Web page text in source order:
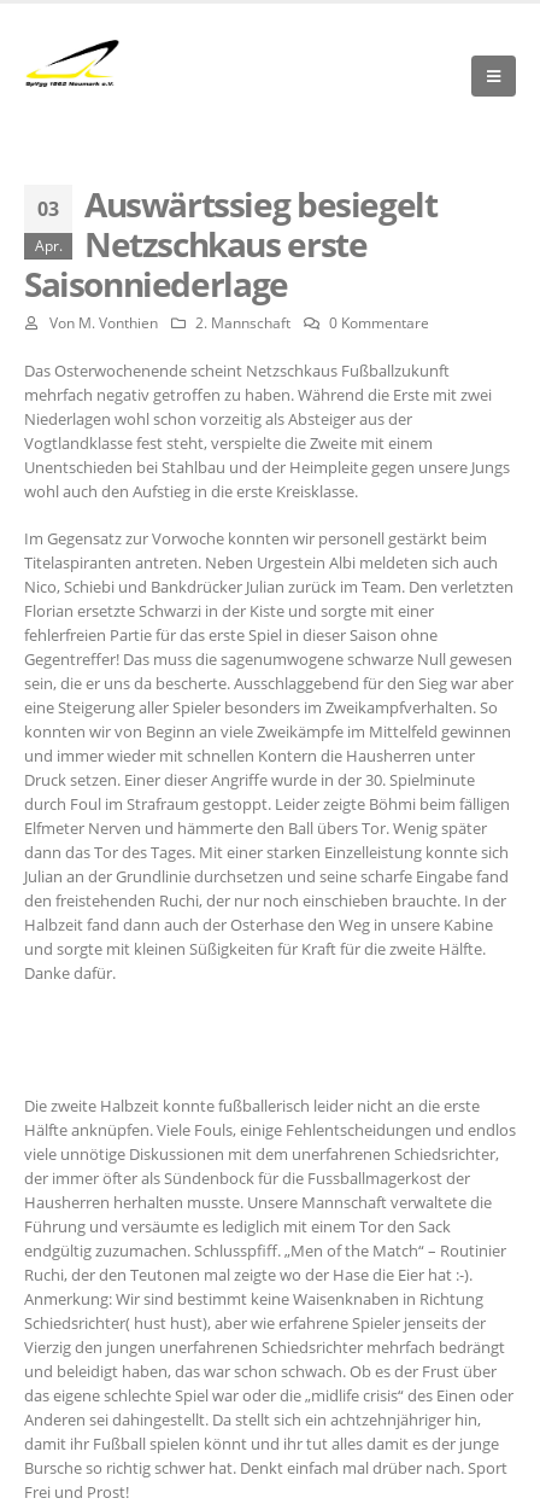
03
Apr.
Auswärtssieg besiegelt
Netzschkaus erste
Saisonniederlage
Von M. Vonthien 2. Mannschaft 0 Kommentare
Das Osterwochenende scheint Netzschkaus Fußballzukunft
mehrfach negativ getroffen zu haben. Während die Erste mit zwei
Niederlagen wohl schon vorzeitig als Absteiger aus der
Vogtlandklasse fest steht, verspielte die Zweite mit einem
Unentschieden bei Stahlbau und der Heimpleite gegen unsere Jungs
wohl auch den Aufstieg in die erste Kreisklasse.
Im Gegensatz zur Vorwoche konnten wir personell gestärkt beim
Titelaspiranten antreten. Neben Urgestein Albi meldeten sich auch
Nico, Schiebi und Bankdrücker Julian zurück im Team. Den verletzten
Florian ersetzte Schwarzi in der Kiste und sorgte mit einer
fehlerfreien Partie für das erste Spiel in dieser Saison ohne
Gegentreffer! Das muss die sagenumwogene schwarze Null gewesen
sein, die er uns da bescherte. Ausschlaggebend für den Sieg war aber
eine Steigerung aller Spieler besonders im Zweikampfverhalten. So
konnten wir von Beginn an viele Zweikämpfe im Mittelfeld gewinnen
und immer wieder mit schnellen Kontern die Hausherren unter
Druck setzen. Einer dieser Angriffe wurde in der 30. Spielminute
durch Foul im Strafraum gestoppt. Leider zeigte Böhmi beim fälligen
Elfmeter Nerven und hämmerte den Ball übers Tor. Wenig später
dann das Tor des Tages. Mit einer starken Einzelleistung konnte sich
Julian an der Grundlinie durchsetzen und seine scharfe Eingabe fand
den freistehenden Ruchi, der nur noch einschieben brauchte. In der
Halbzeit fand dann auch der Osterhase den Weg in unsere Kabine
und sorgte mit kleinen Süßigkeiten für Kraft für die zweite Hälfte.
Danke dafür.
Die zweite Halbzeit konnte fußballerisch leider nicht an die erste
Hälfte anknüpfen. Viele Fouls, einige Fehlentscheidungen und endlos
viele unnötige Diskussionen mit dem unerfahrenen Schiedsrichter,
der immer öfter als Sündenbock für die Fussballmagerkost der
Hausherren herhalten musste. Unsere Mannschaft verwaltete die
Führung und versäumte es lediglich mit einem Tor den Sack
endgültig zuzumachen. Schlusspfiff. „Men of the Match“ – Routinier
Ruchi, der den Teutonen mal zeigte wo der Hase die Eier hat :-).
Anmerkung: Wir sind bestimmt keine Waisenknaben in Richtung
Schiedsrichter( hust hust), aber wie erfahrene Spieler jenseits der
Vierzig den jungen unerfahrenen Schiedsrichter mehrfach bedrängt
und beleidigt haben, das war schon schwach. Ob es der Frust über
das eigene schlechte Spiel war oder die „midlife crisis“ des Einen oder
Anderen sei dahingestellt. Da stellt sich ein achtzehnjähriger hin,
damit ihr Fußball spielen könnt und ihr tut alles damit es der junge
Bursche so richtig schwer hat. Denkt einfach mal drüber nach. Sport
Frei und Prost!